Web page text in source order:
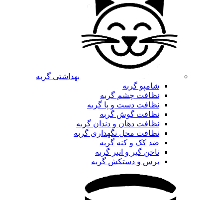
بهداشتی گربه
شامپو گربه
نظافت چشم گربه
نظافت دست و پا گربه
نظافت گوش گربه
نظافت دهان و دندان گربه
نظافت محل نگهداری گربه
ضد کک و کنه گربه
ناخن گیر و انبر گربه
برس و دستکش گربه